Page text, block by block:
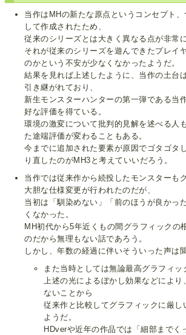
当作はMHの新たな原点というコンセプト、
して作成されたため、
従来のシリーズとは大きく異なる点が非常に
それが従来のシリーズを遊んできたプレイ
のかという不安が少なくなかったようだ。
結果を見れば上述したように、当作の土台
引き継がれており、
新生モンスターハンターの第一弾である当
好な評価を得ている。
環境の激変について批判的見解を述べる人
た途端評価が変わることもある。
今までに追加された要素が原因でゴタゴタ
り直したのがMH3と考えていいだろう。
当作では従来作から続投したモンスターも
大胆な仕様変更が行われたのだが、
当初は「馴染めない」「前のほうが良かっ
くなかった。
MH初代から5年近くもの間グラフィックの
のだから無理もない話であろう。
しかし、年数の経過に伴いそういった声は
また当時としては無論最高グラフィッ
上述の光によるぼかし効果などにより
ないことから
従来作と比較してグラフィックに厳し
ようだ。
HDverや近年の作品では「細部までく